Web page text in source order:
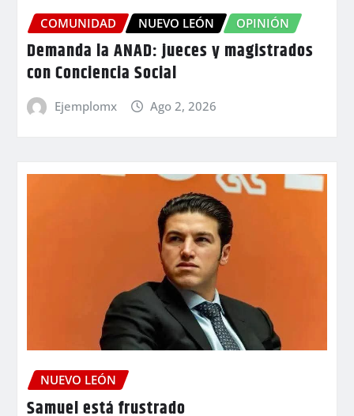
COMUNIDAD NUEVO LEÓN OPINIÓN
Demanda la ANAD: jueces y magistrados
con Conciencia Social
Ejemplomx Ago 2, 2026
NUEVO LEÓN
Samuel está frustrado